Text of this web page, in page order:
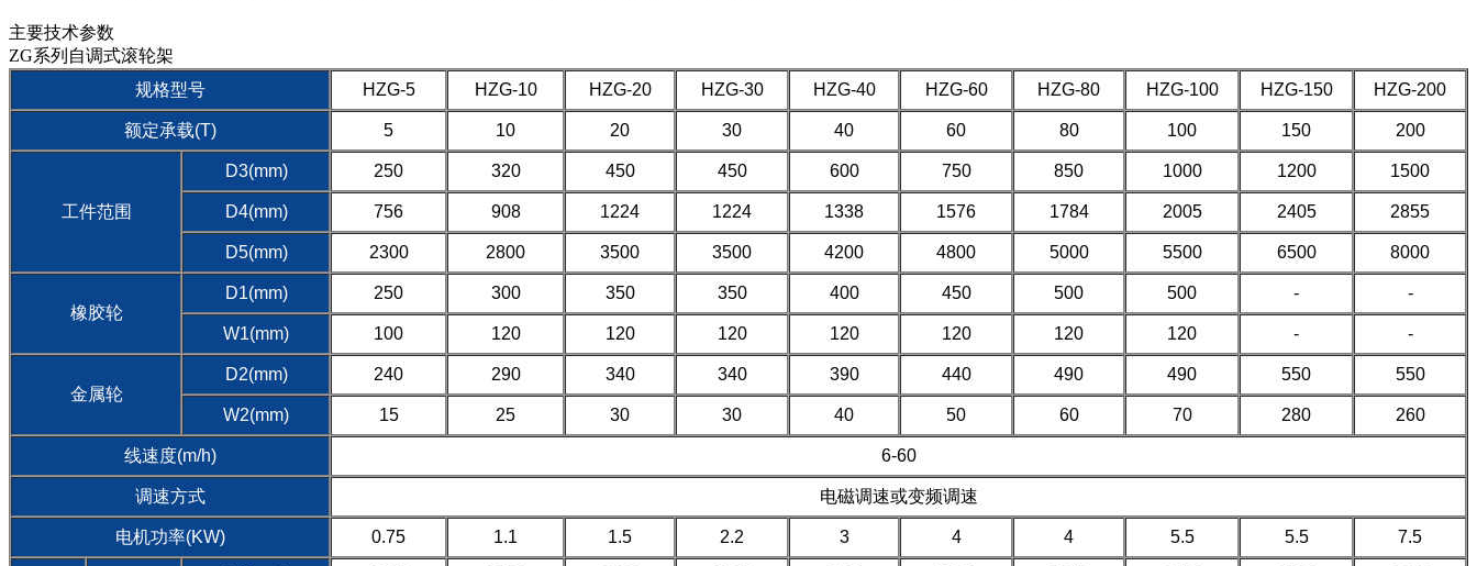
主要技术参数
ZG系列自调式滚轮架
规格型号
HZG-5 HZG-10 HZG-20 HZG-30 HZG-40 HZG-60 HZG-80 HZG-100 HZG-150 HZG-200
额定承载(T) 5 10 20 30 40 60 80 100 150 200
工件范围
D3(mm) 250 320 450 450 600 750 850 1000 1200 1500
D4(mm) 756 908 1224 1224 1338 1576 1784 2005 2405 2855
D5(mm) 2300 2800 3500 3500 4200 4800 5000 5500 6500 8000
橡胶轮
D1(mm) 250 300 350 350 400 450 500 500 - -
W1(mm) 100 120 120 120 120 120 120 120 - -
金属轮
D2(mm) 240 290 340 340 390 440 490 490 550 550
W2(mm) 15 25 30 30 40 50 60 70 280 260
线速度(m/h) 6-60
调速方式 电磁调速或变频调速
电机功率(KW) 0.75 1.1 1.5 2.2 3 4 4 5.5 5.5 7.5